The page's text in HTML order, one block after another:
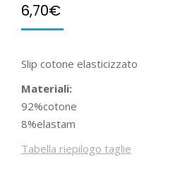
6,70€
Slip cotone elasticizzato
Materiali:
92%cotone
8%elastam
Tabella riepilogo taglie